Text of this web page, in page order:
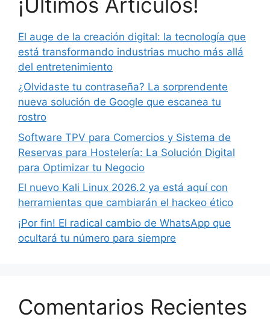
El auge de la creación digital: la tecnología que
está transformando industrias mucho más allá
del entretenimiento
¿Olvidaste tu contraseña? La sorprendente
nueva solución de Google que escanea tu
rostro
Software TPV para Comercios y Sistema de
Reservas para Hostelería: La Solución Digital
para Optimizar tu Negocio
El nuevo Kali Linux 2026.2 ya está aquí con
herramientas que cambiarán el hackeo ético
¡Por fin! El radical cambio de WhatsApp que
ocultará tu número para siempre
Comentarios Recientes